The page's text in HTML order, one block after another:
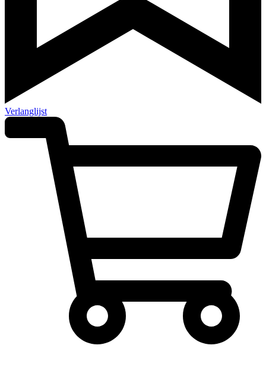
Verlanglijst